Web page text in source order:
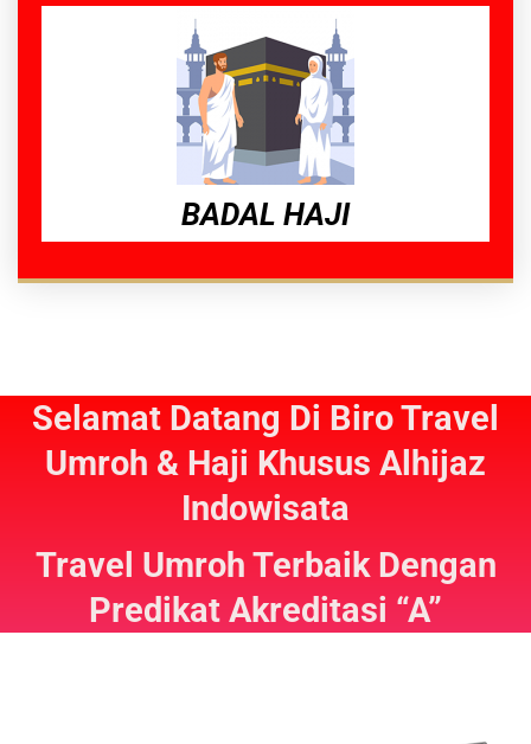
BADAL HAJI
Selamat Datang Di Biro Travel
Umroh & Haji Khusus Alhijaz
Indowisata
Travel Umroh Terbaik Dengan
Predikat Akreditasi “A”